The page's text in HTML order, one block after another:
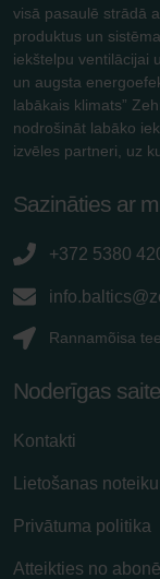
visā pasaulē strādā
produktus un
iekštelpu ventilācijai
un augsta
labākais klimats”
nodrošināt labāko
izvēles partneri, uz
Sazināties ar
+372 5380
Rannamõisa
Noderīgas
Kontakti
Lietošanas
Privātuma politika
Atteikties no